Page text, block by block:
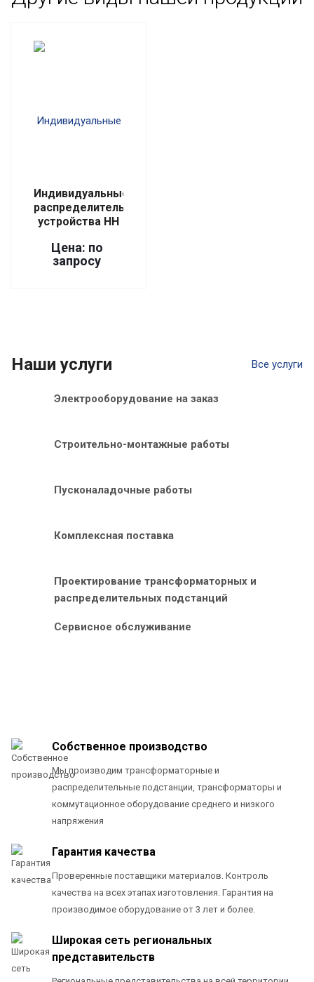
Индивидуальные
распределительные
устройства НН
Цена: по
запросу
Все услуги
Наши услуги
Электрооборудование на заказ
Строительно-монтажные работы
Пусконаладочные работы
Комплексная поставка
Проектирование трансформаторных и
распределительных подстанций
Сервисное обслуживание
Собственное производство
Мы производим трансформаторные и
распределительные подстанции, трансформаторы и
коммутационное оборудование среднего и низкого
напряжения
Гарантия качества
Проверенные поставщики материалов. Контроль
качества на всех этапах изготовления. Гарантия на
производимое оборудование от 3 лет и более.
Широкая сеть региональных
представительств